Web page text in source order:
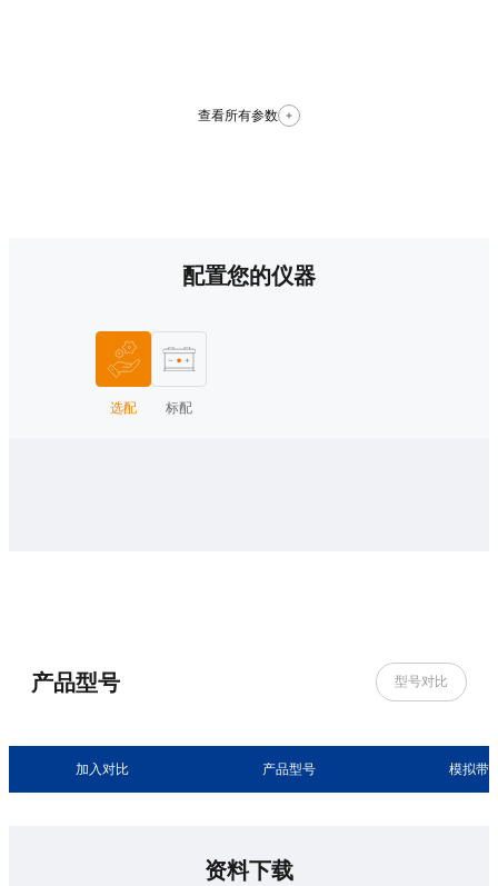
查看所有参数
配置您的仪器
选配 标配
产品型号 型号对比
加入对比 产品型号 模拟带
资料下载